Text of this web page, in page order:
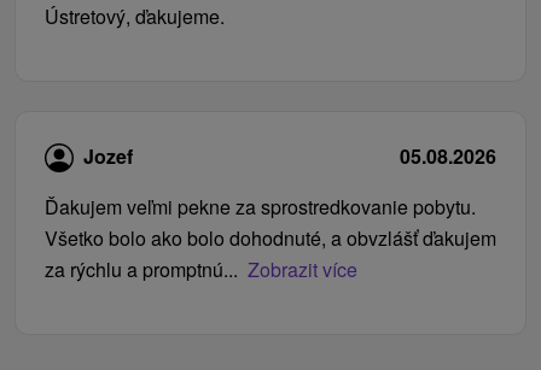
Ústretový, ďakujeme.
Jozef
05.08.2026
Ďakujem veľmi pekne za sprostredkovanie pobytu.
Všetko bolo ako bolo dohodnuté, a obvzlášť ďakujem
za rýchlu a promptnú... Zobrazit více